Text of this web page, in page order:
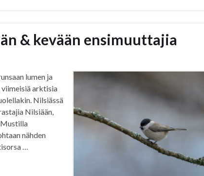
& kevään ensimuuttajia
lumen ja
viimeisiä arktisia
Nilsiässä
Nilsiään,
Mustilla
nähden
…